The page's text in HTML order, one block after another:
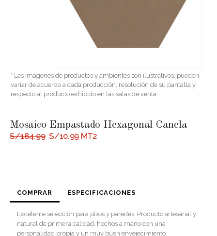
* Las imágenes de productos y ambientes son ilustrativos, pueden
variar de acuerdo a cada producción, resolución de su pantalla y
respecto al producto exhibido en las salas de venta.
Mosaico Empastado Hexagonal Canela
S/184.99 El
S/10.99El
MT2
COMPRAR ESPECIFICACIONES
Excelente selección para pisos y paredes. Producto artesanal y
natural de primera calidad, hechos a mano con una
personalidad propia y un muy buen envejecimiento.